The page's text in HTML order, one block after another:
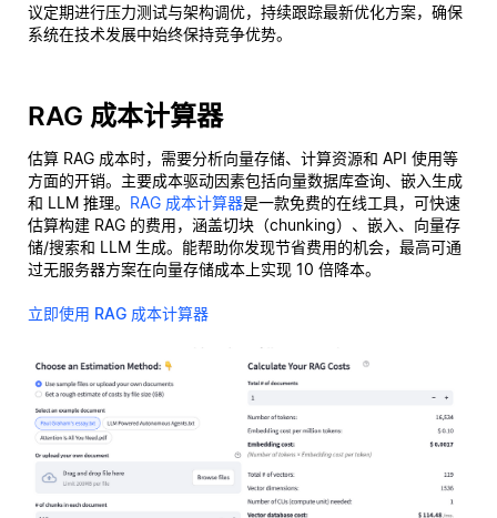
议定期进行压力测试与架构调优，持续跟踪最新优化方案，确保
系统在技术发展中始终保持竞争优势。
RAG 成本计算器
估算 RAG 成本时，需要分析向量存储、计算资源和 API 使用等
方面的开销。主要成本驱动因素包括向量数据库查询、嵌入生成
和 LLM 推理。 RAG 成本计算器是一款免费的在线工具，可快速
估算构建 RAG 的费用，涵盖切块（chunking）、嵌入、向量存
储/搜索和 LLM 生成。能帮助你发现节省费用的机会，最高可通
过无服务器方案在向量存储成本上实现 10 倍降本。
立即使用 RAG 成本计算器